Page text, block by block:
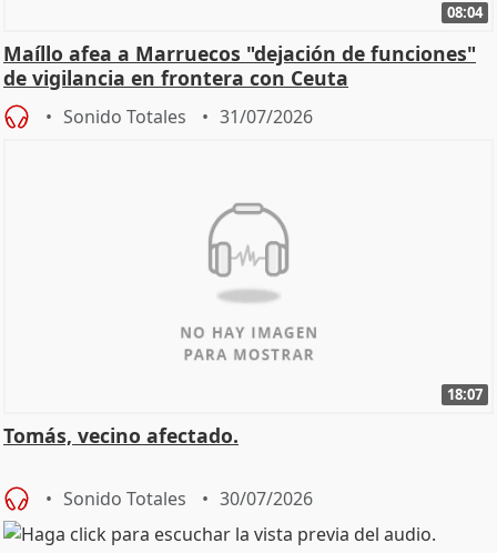
08:04
Maíllo afea a Marruecos "dejación de funciones"
de vigilancia en frontera con Ceuta
Sonido Totales 31/07/2026
18:07
Tomás, vecino afectado.
Sonido Totales 30/07/2026